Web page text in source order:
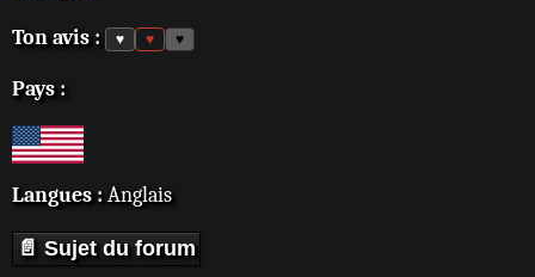
Ton avis : ♥ ♥ ♥
Pays :
Langues : Anglais
📄 Sujet du forum